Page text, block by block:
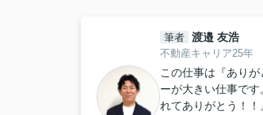
筆者 渡邉 友浩
不動産キャリア25年
この仕事は『あり
ーが大きい仕事で
れてありがとう！